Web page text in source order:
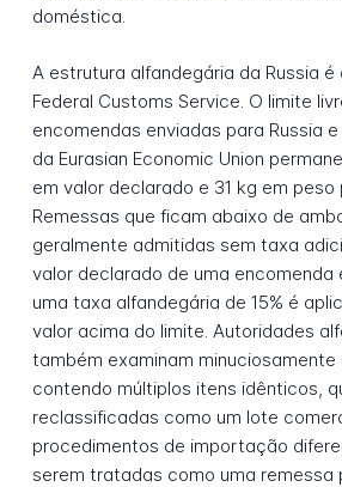
doméstica.
A estrutura alfandegária da Russia
Federal Customs Service. O limite
encomendas enviadas para Russia
da Eurasian Economic Union
em valor declarado e 31 kg em peso
Remessas que ficam abaixo de
geralmente admitidas sem taxa
valor declarado de uma encomenda
uma taxa alfandegária de 15% é
valor acima do limite. Autoridades
também examinam minuciosamente
contendo múltiplos itens idênticos,
reclassificadas como um lote
procedimentos de importação
serem tratadas como uma remessa